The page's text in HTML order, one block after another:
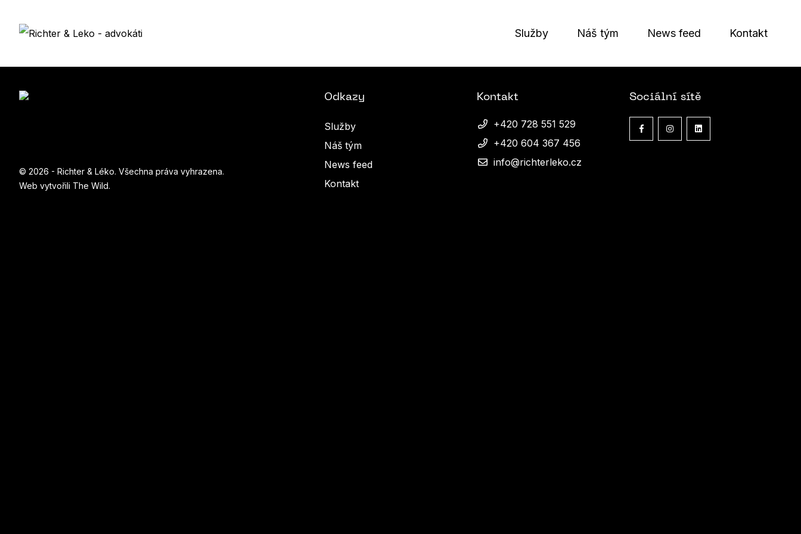
Služby Náš tým News feed Kontakt
Odkazy
Služby
Náš tým
News feed
Kontakt
Kontakt
+420 728 551 529
+420 604 367 456
info@richterleko.cz
Sociální sítě
© 2026 - Richter & Léko. Všechna práva vyhrazena.
Web vytvořili The Wild.